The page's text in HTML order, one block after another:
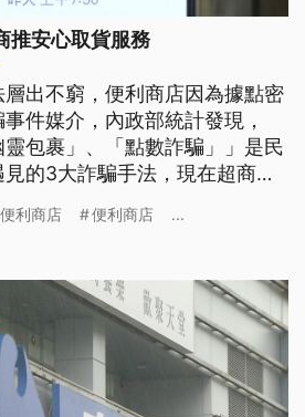
推安心取貨服務
出不窮，便利商店因為據點密
件媒介，內政部統計發現，
靈包裹」、「點數詐騙」」是民
的3大詐騙手法，現在超商推
利商店 便利商店 ...